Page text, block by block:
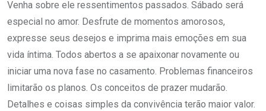
Venha sobre ele ressentimentos passados. Sábado será
especial no amor. Desfrute de momentos amorosos,
expresse seus desejos e imprima mais emoções em sua
vida íntima. Todos abertos a se apaixonar novamente ou
iniciar uma nova fase no casamento. Problemas financeiros
limitarão os planos. Os conceitos de prazer mudarão.
Detalhes e coisas simples da convivência terão maior valor.